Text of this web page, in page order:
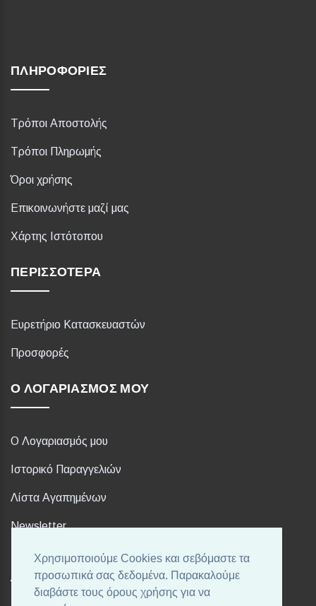
Χρησιμοποιούμε Cookies και σεβόμαστε τα
προσωπικά σας δεδομένα. Παρακαλούμε
διαβάστε τους όρους χρήσης για να
ΠΛΗΡΟΦΟΡΊΕΣ
Τρόποι Αποστολής
Τρόποι Πληρωμής
Όροι χρήσης
Επικοινωνήστε μαζί μας
Χάρτης Ιστότοπου
ΠΕΡΙΣΣΌΤΕΡΑ
Ευρετήριο Κατασκευαστών
Προσφορές
Ο ΛΟΓΑΡΙΑΣΜΌΣ ΜΟΥ
Ο Λογαριασμός μου
Ιστορικό Παραγγελιών
Λίστα Αγαπημένων
Newsletter
FOLLOW US